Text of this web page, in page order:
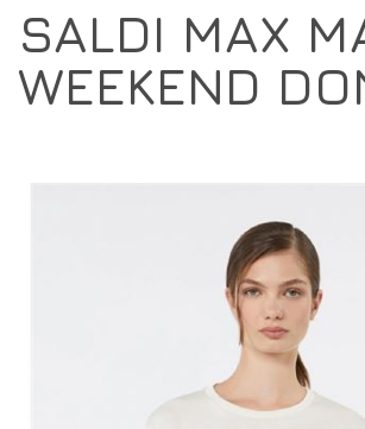
SALDI MAX
WEEKEND